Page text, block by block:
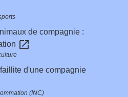
de compagnie :
open_in_new
d'une compagnie
(INC)